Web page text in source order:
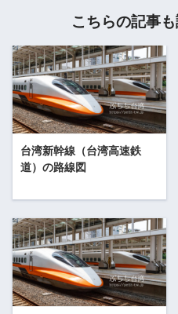
こちらの記事
台湾新幹線（台湾高速鉄
道）の路線図